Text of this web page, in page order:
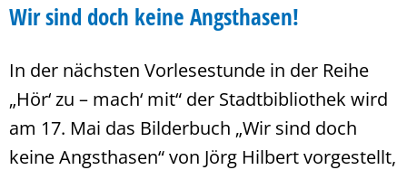
Wir sind doch keine Angsthasen!
In der nächsten Vorlesestunde in der Reihe
„Hör‘ zu – mach‘ mit“ der Stadtbibliothek wird
am 17. Mai das Bilderbuch „Wir sind doch
keine Angsthasen“ von Jörg Hilbert vorgestellt,